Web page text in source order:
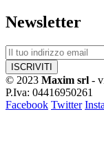
Newsletter
© 2023 Maxim srl -
P.Iva: 04416950261
Facebook Twitter